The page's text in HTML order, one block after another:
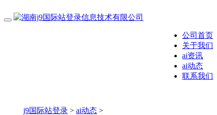
公司首页
关于我们
ai资讯
ai动态
联系我们
j9国际站登录 > ai动态 >